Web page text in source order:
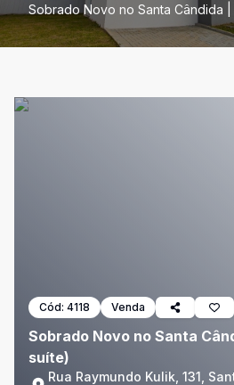
Sobrado Novo no Santa Cândida |
Cód: 4118 Venda
Sobrado Novo no Santa
suíte)
Rua Raymundo Kulik, 131,